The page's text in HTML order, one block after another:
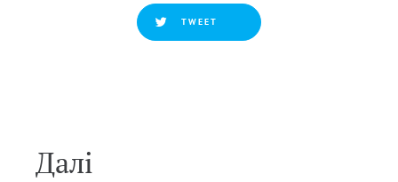
TWEET
Далi